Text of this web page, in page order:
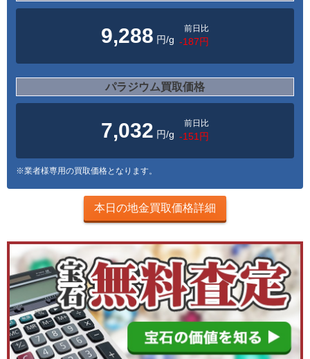
9,288 円/g
前日比
-187円
パラジウム買取価格
7,032 円/g
前日比
-151円
※業者様専用の買取価格となります。
本日の地金買取価格詳細